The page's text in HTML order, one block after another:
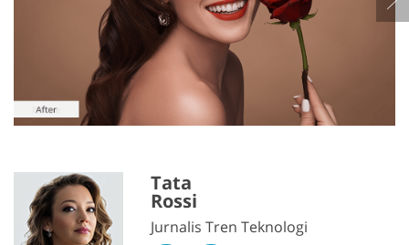
Tata
Rossi
Jurnalis Tren Teknologi